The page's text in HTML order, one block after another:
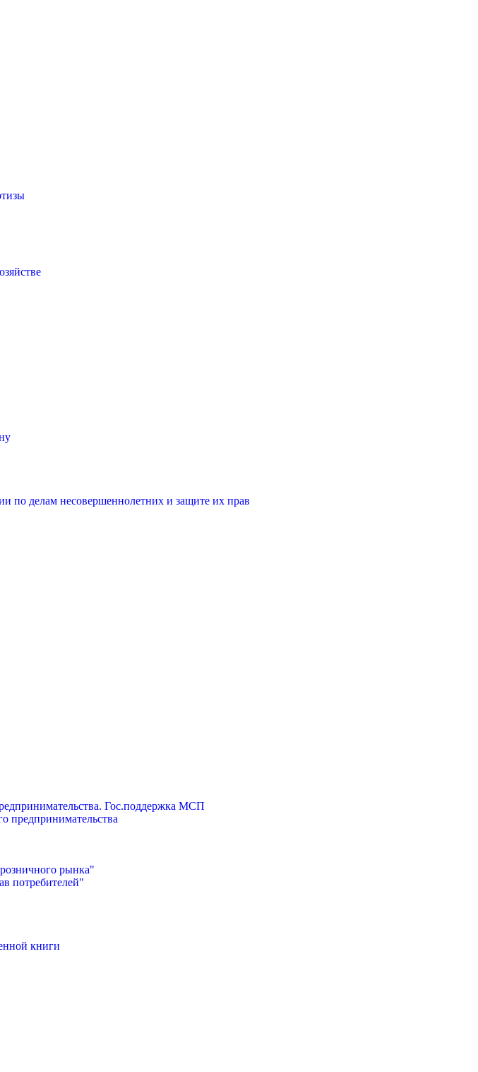
по делам несовершеннолетних и защите их прав
Гос.поддержка МСП
предпринимательства
рынка"
потребителей"
книги